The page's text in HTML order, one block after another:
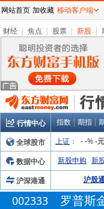
财经 | 焦点 | 股票 | 新股 |
行情中心 指数 | 期指 |
全球股市
上证 ： - -% -元
数据中心
新股申购 新
沪深港通
沪股
002333 罗普斯
网站首页 加收藏 移动客户端